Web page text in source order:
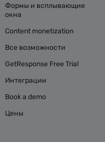
Формы и всплывающие
окна
Content monetization
Все возможности
GetResponse Free Trial
Интеграции
Book a demo
Цены